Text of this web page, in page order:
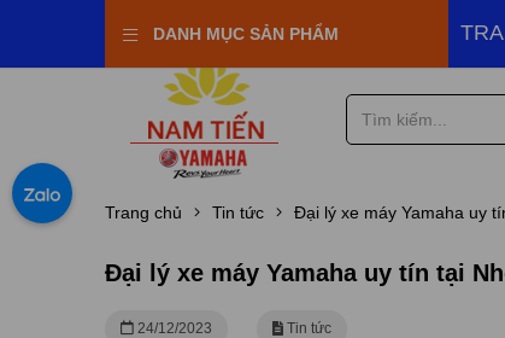
Nam Tiến DANH MỤC SẢN PHẨM
Trang chủ Tin tức Đại lý xe máy Yamaha uy
Đại lý xe máy Yamaha uy tín tại
24/12/2023 Tin tức